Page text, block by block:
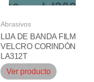
Abrasivos
LIJA DE BANDA FILM
VELCRO CORINDÓN
LA312T
Ver producto